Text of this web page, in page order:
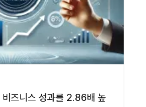
즈니스 성과를 2.86배 높